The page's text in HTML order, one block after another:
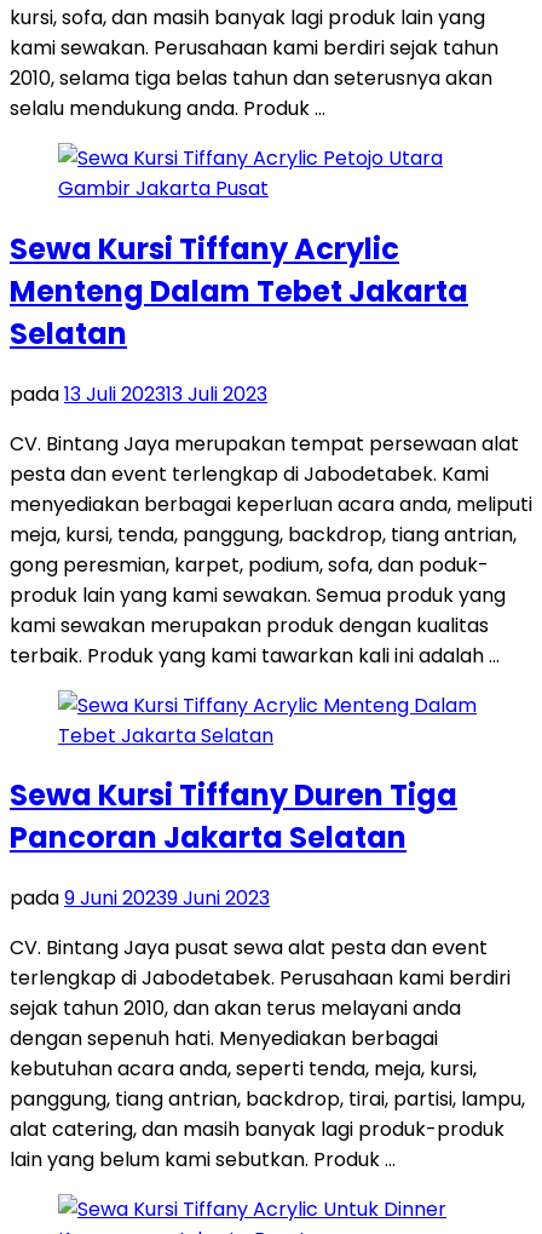
kursi, sofa, dan masih banyak lagi produk lain yang
kami sewakan. Perusahaan kami berdiri sejak tahun
2010, selama tiga belas tahun dan seterusnya akan
selalu mendukung anda. Produk …
Sewa Kursi Tiffany Acrylic
Menteng Dalam Tebet Jakarta
Selatan
pada13 Juli 202313 Juli 2023
CV. Bintang Jaya merupakan tempat persewaan alat
pesta dan event terlengkap di Jabodetabek. Kami
menyediakan berbagai keperluan acara anda, meliputi
meja, kursi, tenda, panggung, backdrop, tiang antrian,
gong peresmian, karpet, podium, sofa, dan poduk-
produk lain yang kami sewakan. Semua produk yang
kami sewakan merupakan produk dengan kualitas
terbaik. Produk yang kami tawarkan kali ini adalah …
Sewa Kursi Tiffany Duren Tiga
Pancoran Jakarta Selatan
pada9 Juni 20239 Juni 2023
CV. Bintang Jaya pusat sewa alat pesta dan event
terlengkap di Jabodetabek. Perusahaan kami berdiri
sejak tahun 2010, dan akan terus melayani anda
dengan sepenuh hati. Menyediakan berbagai
kebutuhan acara anda, seperti tenda, meja, kursi,
panggung, tiang antrian, backdrop, tirai, partisi, lampu,
alat catering, dan masih banyak lagi produk-produk
lain yang belum kami sebutkan. Produk …